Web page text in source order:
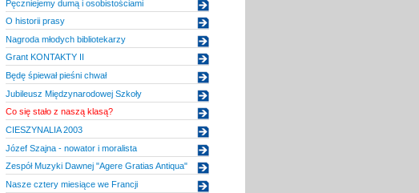
Pęczniejemy dumą i osobistościami
O historii prasy
Nagroda młodych bibliotekarzy
Grant KONTAKTY II
Będę śpiewał pieśni chwał
Jubileusz Międzynarodowej Szkoły
Co się stało z naszą klasą?
CIESZYNALIA 2003
Józef Szajna - nowator i moralista
Zespół Muzyki Dawnej "Agere Gratias Antiqua"
Nasze cztery miesiące we Francji